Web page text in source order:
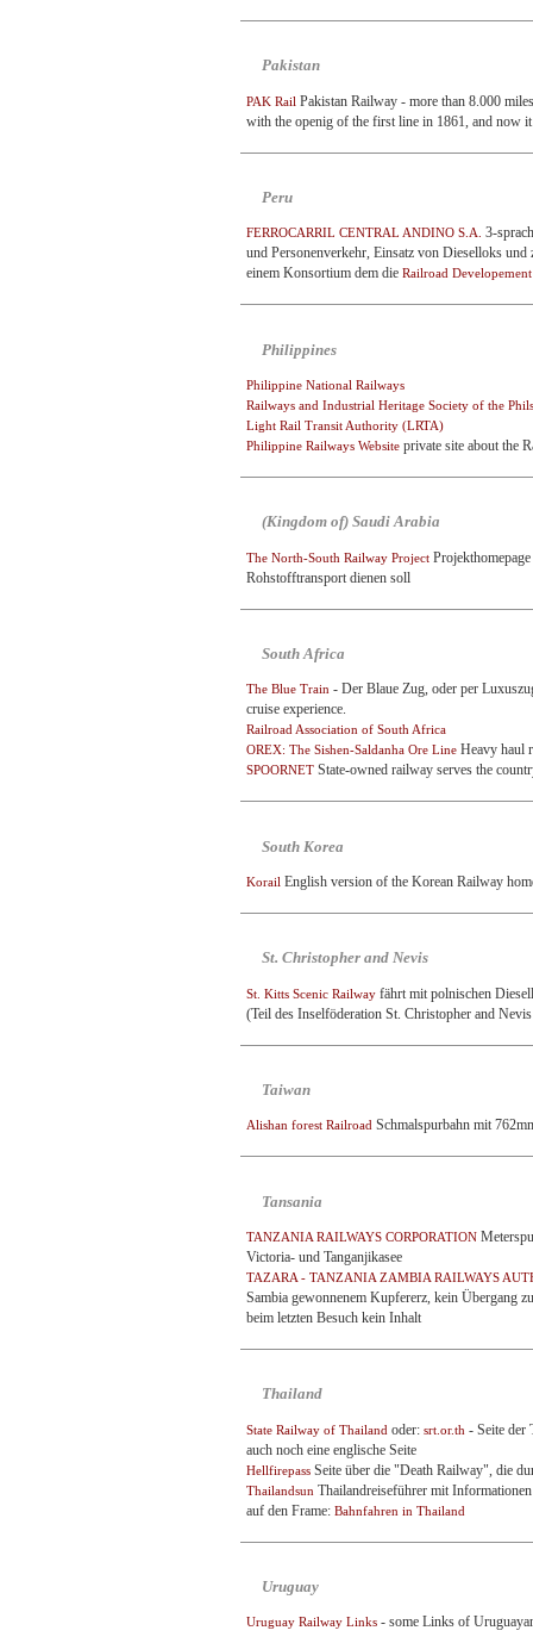
Pakistan
PAK Rail Pakistan Railway - more than 8.000
with the openig of the first line in 1861, and now
Peru
FERROCARRIL CENTRAL ANDINO S.A. 3-
und Personenverkehr, Einsatz von Dieselloks
einem Konsortium dem die Railroad
Philippines
Philippine National Railways
Railways and Industrial Heritage Society of the
Light Rail Transit Authority (LRTA)
Philippine Railways Website private site about the
(Kingdom of) Saudi Arabia
The North-South Railway Project
Rohstofftransport dienen soll
South Africa
The Blue Train - Der Blaue Zug, oder per
cruise experience.
Railroad Association of South Africa
OREX: The Sishen-Saldanha Ore Line Heavy haul
SPOORNET State-owned railway serves the
South Korea
Korail English version of the Korean Railway
St. Christopher and Nevis
St. Kitts Scenic Railway fährt mit polnischen
(Teil des Inselföderation St. Christopher and
Taiwan
Alishan forest Railroad Schmalspurbahn mit
Tansania
TANZANIA RAILWAYS CORPORATION
Victoria- und Tanganjikasee
TAZARA - TANZANIA ZAMBIA RAILWAYS
Sambia gewonnenem Kupfererz, kein Übergang
beim letzten Besuch kein Inhalt
Thailand
State Railway of Thailand oder: srt.or.th - Seite der
auch noch eine englische Seite
Hellfirepass Seite über die "Death Railway", die
Thailandsun Thailandreiseführer mit
auf den Frame: Bahnfahren in Thailand
Uruguay
Uruguay Railway Links - some Links of